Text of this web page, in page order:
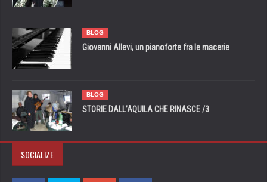
BLOG
Giovanni Allevi, un pianoforte fra le macerie
BLOG
STORIE DALL’AQUILA CHE RINASCE /3
SOCIALIZE